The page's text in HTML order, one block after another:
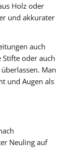
Holz oder
und akkurater
auch
Stifte oder auch
Man
und Augen als
Neuling auf